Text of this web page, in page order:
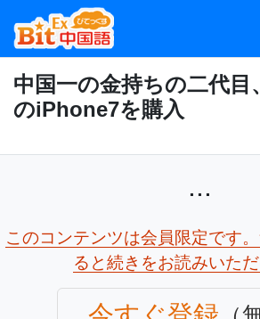
中国一の金持ちの二代目
のiPhone7を購入
...
このコンテンツは会員限定です
ると続きをお読みいただ